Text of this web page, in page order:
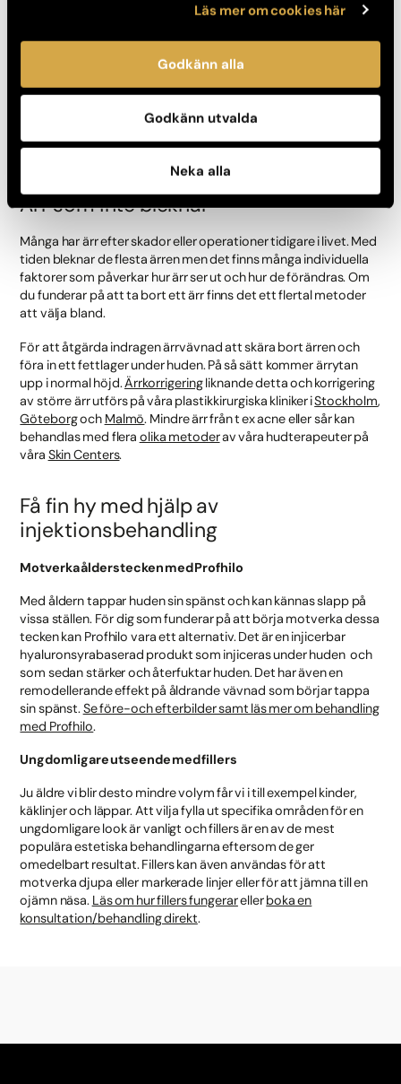
Läs mer om cookies här
Godkänn alla
Godkänn utvalda
Neka alla
Ärr som inte bleknar
Många har ärr efter skador eller operationer tidigare i livet. Med
tiden bleknar de flesta ärren men det finns många individuella
faktorer som påverkar hur ärr ser ut och hur de förändras. Om
du funderar på att ta bort ett ärr finns det ett flertal metoder
att välja bland.
För att åtgärda indragen ärrvävnad att skära bort ärren och
föra in ett fettlager under huden. På så sätt kommer ärrytan
upp i normal höjd.Ärrkorrigeringliknande detta och korrigering
av större ärr utförs på våra plastikkirurgiska kliniker iStockholm,
Göteborgoch Malmö. Mindre ärr från t ex acne eller sår kan
behandlas med flera olika metoderav våra hudterapeuter på
våra Skin Centers.
Få fin hy med hjälp av
injektionsbehandling
Motverka ålderstecken med Profhilo
Med åldern tappar huden sin spänst och kan kännas slapp på
vissa ställen. För dig som funderar på att börja motverka dessa
tecken kan Profhilo vara ett alternativ. Det är en injicerbar
hyaluronsyrabaserad produkt som injiceras under huden och
som sedan stärker och återfuktar huden. Det har även en
remodellerande effekt på åldrande vävnad som börjar tappa
sin spänst.Se före-och efterbilder samt läs mer om behandling
med Profhilo.
Ungdomligare utseende med fillers
Ju äldre vi blir desto mindre volym får vi i till exempel kinder,
käklinjer och läppar. Att vilja fylla ut specifika områden för en
ungdomligare look är vanligt och fillers är en av de mest
populära estetiska behandlingarna eftersom de ger
omedelbart resultat. Fillers kan även användas för att
motverka djupa eller markerade linjer eller för att jämna till en
ojämn näsa. Läs om hur fillers fungerarellerboka en
konsultation/behandling direkt.